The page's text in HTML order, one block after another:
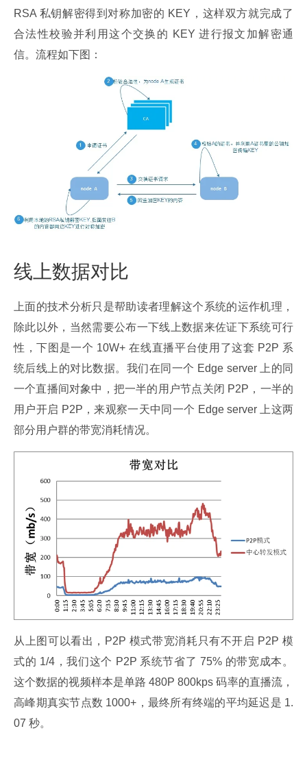
RSA 私钥解密得到对称加密的 KEY，这样双方就完成了
合法性校验并利用这个交换的 KEY 进行报文加解密通
信。流程如下图：
线上数据对比
上面的技术分析只是帮助读者理解这个系统的运作机理，
除此以外，当然需要公布一下线上数据来佐证下系统可行
性，下图是一个 10W+ 在线直播平台使用了这套 P2P 系
统后线上的对比数据。我们在同一个 Edge server 上的同
一个直播间对象中，把一半的用户节点关闭 P2P，一半的
用户开启 P2P，来观察一天中同一个 Edge server 上这两
部分用户群的带宽消耗情况。
从上图可以看出，P2P 模式带宽消耗只有不开启 P2P 模
式的 1/4，我们这个 P2P 系统节省了 75% 的带宽成本。
这个数据的视频样本是单路 480P 800kps 码率的直播流，
高峰期真实节点数 1000+，最终所有终端的平均延迟是 1.
07 秒。